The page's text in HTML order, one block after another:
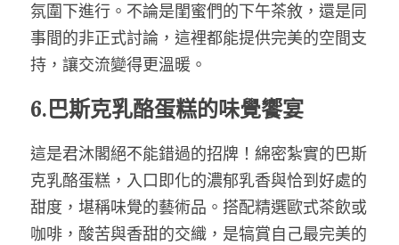
氛圍下進行。不論是閨蜜們的下午茶敘，還是同
事間的非正式討論，這裡都能提供完美的空間支
持，讓交流變得更溫暖。
6.巴斯克乳酪蛋糕的味覺饗宴
這是君沐閣絕不能錯過的招牌！綿密紮實的巴斯
克乳酪蛋糕，入口即化的濃郁乳香與恰到好處的
甜度，堪稱味覺的藝術品。搭配精選歐式茶飲或
咖啡，酸苦與香甜的交織，是犒賞自己最完美的